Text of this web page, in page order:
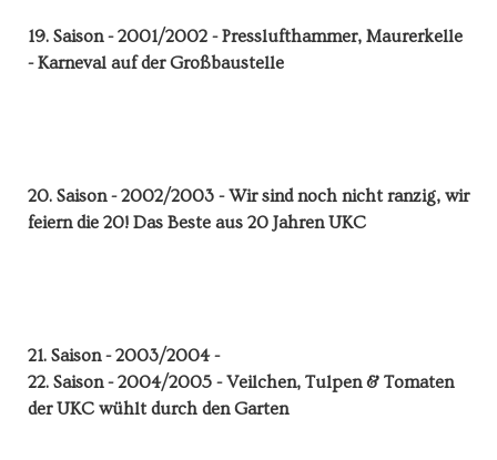
19. Saison - 2001/2002 - Presslufthammer, Maurerkelle
- Karneval auf der Großbaustelle
20. Saison - 2002/2003 - Wir sind noch nicht ranzig, wir
feiern die 20! Das Beste aus 20 Jahren UKC
21. Saison - 2003/2004 -
22. Saison - 2004/2005 - Veilchen, Tulpen & Tomaten
der UKC wühlt durch den Garten